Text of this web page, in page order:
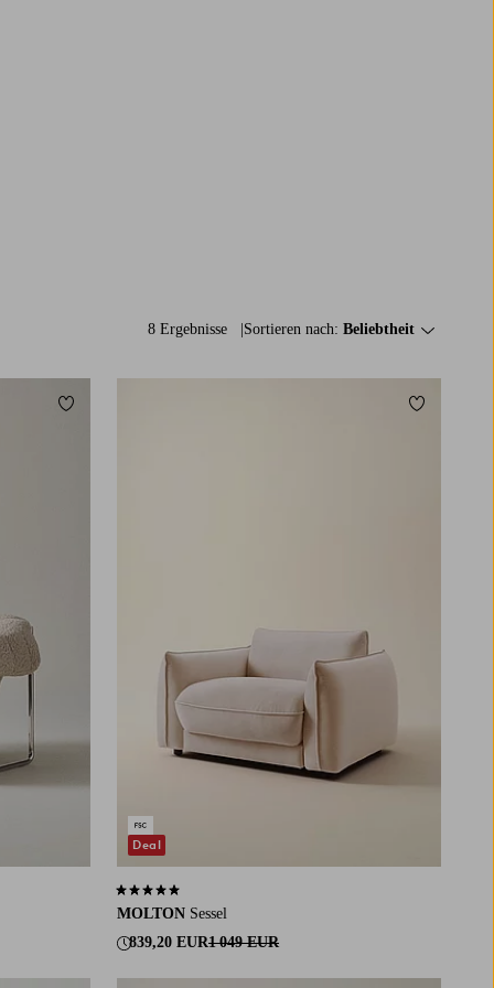
8 Ergebnisse Sortieren nach: Beliebtheit
Zu Favoriten hinzufügen
MOLTON Sessel
839,20 EUR1 049 EUR
5,0 basierend auf 2 Bewertungen
Deal
Zu